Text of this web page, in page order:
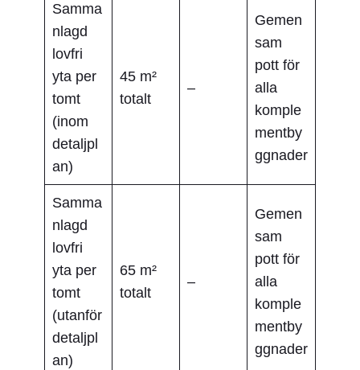
Samma
nlagd
lovfri
yta per
tomt
(inom
detaljpl
an)
45 m²
totalt
–
Gemen
sam
pott för
alla
komple
mentby
ggnader
Samma
nlagd
lovfri
yta per
tomt
(utanför
detaljpl
an)
65 m²
totalt
–
Gemen
sam
pott för
alla
komple
mentby
ggnader